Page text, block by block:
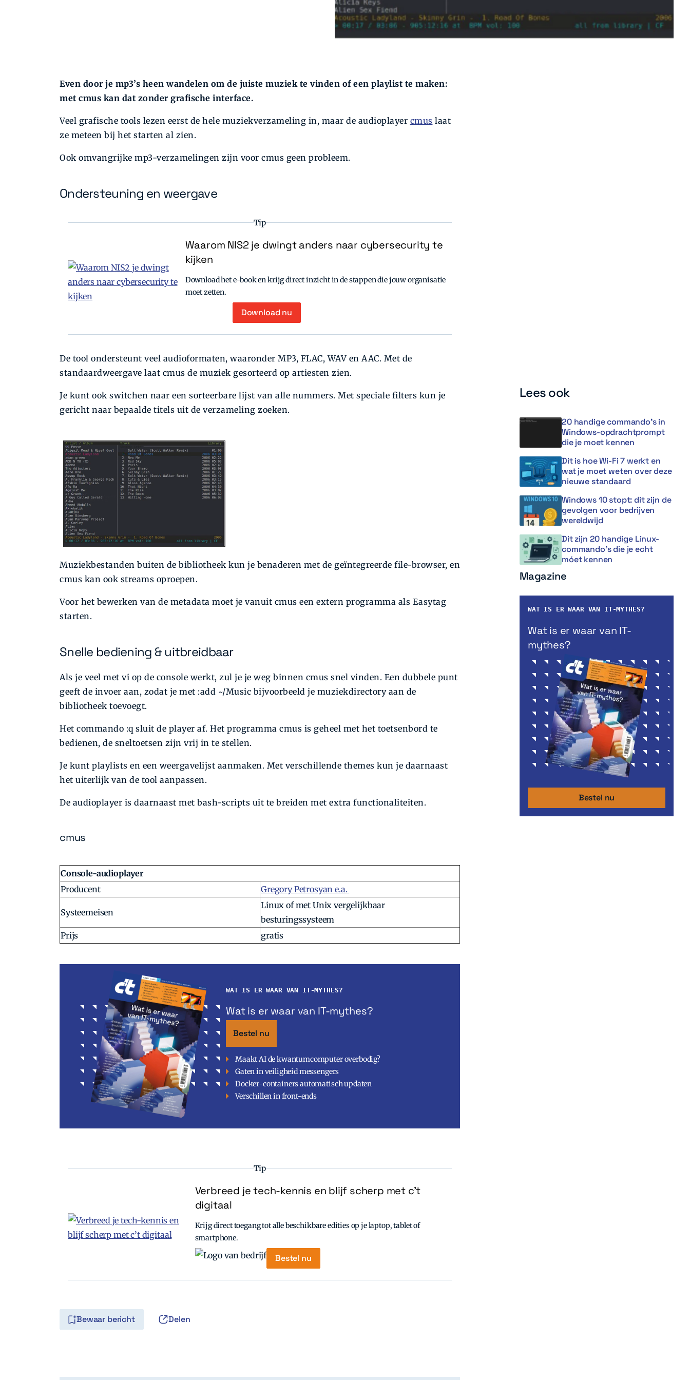
Even door je mp3’s heen wandelen om de juiste muziek te vinden of een playlist te maken:
met cmus kan dat zonder grafische interface.
Veel grafische tools lezen eerst de hele muziekverzameling in, maar de audioplayer cmus laat
ze meteen bij het starten al zien.
Ook omvangrijke mp3-verzamelingen zijn voor cmus geen probleem.
Ondersteuning en weergave
Tip
Waarom NIS2 je dwingt anders naar cybersecurity te
kijken
Download het e-book en krijg direct inzicht in de stappen die jouw organisatie
moet zetten.
Download nu
De tool ondersteunt veel audioformaten, waaronder MP3, FLAC, WAV en AAC. Met de
standaardweergave laat cmus de muziek gesorteerd op artiesten zien.
Je kunt ook switchen naar een sorteerbare lijst van alle nummers. Met speciale filters kun je
gericht naar bepaalde titels uit de verzameling zoeken.
Muziekbestanden buiten de bibliotheek kun je benaderen met de geïntegreerde file-browser, en
cmus kan ook streams oproepen.
Voor het bewerken van de metadata moet je vanuit cmus een extern programma als Easytag
starten.
Snelle bediening & uitbreidbaar
Als je veel met vi op de console werkt, zul je je weg binnen cmus snel vinden. Een dubbele punt
geeft de invoer aan, zodat je met :add ~/Music bijvoorbeeld je muziekdirectory aan de
bibliotheek toevoegt.
Het commando :q sluit de player af. Het programma cmus is geheel met het toetsen­bord te
bedienen, de sneltoetsen zijn vrij in te stellen.
Je kunt playlists en een weergavelijst aanmaken. Met verschillende themes kun je daarnaast
het uiterlijk van de tool aanpassen.
De audioplayer is daarnaast met bash-scripts uit te breiden met extra functionaliteiten.
cmus
Console-audioplayer
Producent
Gregory Petrosyan e.a.
Systeemeisen
Linux of met Unix vergelijkbaar
besturingssysteem
Prijs
gratis
WAT IS ER WAAR VAN IT-MYTHES?
Wat is er waar van IT-mythes?
Maakt AI de kwantumcomputer overbodig?
Gaten in veiligheid messengers
Docker-containers automatisch updaten
Verschillen in front-ends
Bestel nu
Tip
Verbreed je tech-kennis en blijf scherp met c’t
digitaal
Krijg direct toegang tot alle beschikbare edities op je laptop, tablet of
smartphone.
Bestel nu
Bewaar bericht Delen
Lees ook
20 handige commando’s in
Windows-opdrachtprompt
die je moet kennen
Dit is hoe Wi-Fi 7 werkt en
wat je moet weten over deze
nieuwe standaard
Windows 10 stopt: dit zijn de
gevolgen voor bedrijven
wereldwijd
Dit zijn 20 handige Linux-
commando’s die je echt
móet kennen
Magazine
WAT IS ER WAAR VAN IT-MYTHES?
Wat is er waar van IT-
mythes?
Bestel nu